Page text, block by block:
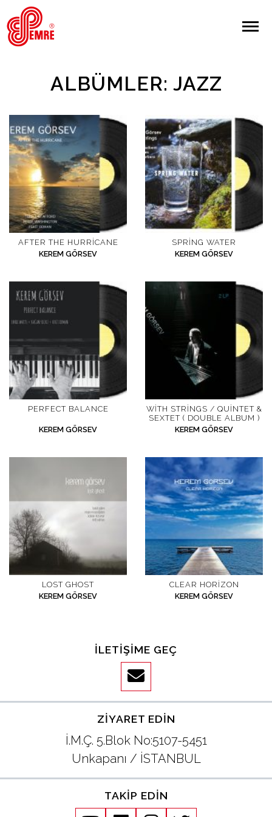
EMRE PLAK
ARAMA
Giriş Yap/Kayıt Ol
Anasayfa
Hakkımızda
Sanatçılar
İletişim
ALBÜMLER: JAZZ
AFTER THE HURRICANE
KEREM GÖRSEV
SPRING WATER
KEREM GÖRSEV
PERFECT BALANCE
KEREM GÖRSEV
WITH STRINGS / QUINTET &
SEXTET ( DOUBLE ALBUM )
KEREM GÖRSEV
LOST GHOST
KEREM GÖRSEV
CLEAR HORIZON
KEREM GÖRSEV
İLETIŞIME GEÇ
ZIYARET EDIN
İ.M.Ç. 5.Blok No:5107-5451
Unkapanı / İSTANBUL
TAKIP EDIN